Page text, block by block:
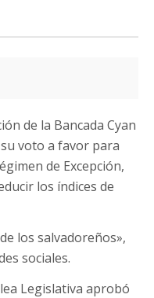
de la Bancada Cyan
voto a favor para
de Excepción,
los índices de
los salvadoreños»,
sociales.
Legislativa aprobó